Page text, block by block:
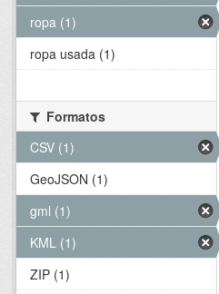
ropa (1)
ropa usada (1)
Formatos
CSV (1)
GeoJSON (1)
gml (1)
KML (1)
ZIP (1)